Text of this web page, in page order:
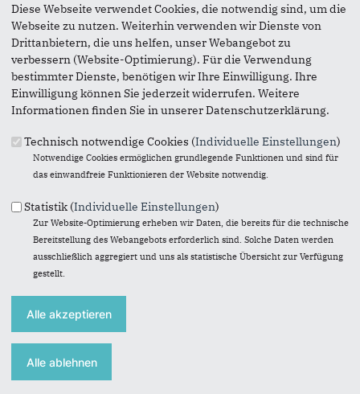
Es ist Ihnen verboten, die Dateien in Artikel, Werbemittel
bzw. in Werbeträgern zu integrieren, deren Inhalte gegen
gesetzliche Bestimmungen und/ oder die guten Sitten
verstoßen, d.h. insbesondere gewaltverherrlichende oder
sexuell anzügliche Inhalte, sowie diskriminierende,
beleidigende oder verleumderische Aussagen
hinsichtlich Rasse, Geschlecht, Religion, Nationalität,
Umfang und Inhalte des Social Hub stehen im Ermessen
der CDU und können jederzeit von der CDU geändert
Die von der CDU ggf. angebrachte Urheberbezeichnungen
oder sonstigen Kennungen dürfen von Ihnen nicht
verändert oder entfernt werden. Das ggf. angegebene
Copyright ist bei jeder Verwendung zu nennen und gut
sichtbar und unverwechselbar im Bild oder in dessen
Ausnahmefall im Impressum zu erfolgen. Bei Social
Media-Verwendungen klein (aber noch lesbar!) im Bild, im
Die CDU-Bundesgeschäftsstelle bietet das gesamte
Diese Webseite verwendet Cookies, die notwendig sind, um die
Webseite zu nutzen. Weiterhin verwenden wir Dienste von
Drittanbietern, die uns helfen, unser Webangebot zu
verbessern (Website-Optimierung). Für die Verwendung
bestimmter Dienste, benötigen wir Ihre Einwilligung. Ihre
Einwilligung können Sie jederzeit widerrufen. Weitere
Informationen finden Sie in unserer Datenschutzerklärung.
Technisch notwendige Cookies (Individuelle Einstellungen)
Notwendige Cookies ermöglichen grundlegende Funktionen und sind für
das einwandfreie Funktionieren der Website notwendig.
Statistik (Individuelle Einstellungen)
Zur Website-Optimierung erheben wir Daten, die bereits für die technische
Bereitstellung des Webangebots erforderlich sind. Solche Daten werden
ausschließlich aggregiert und uns als statistische Übersicht zur Verfügung
gestellt.